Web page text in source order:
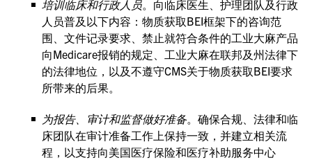
培训临床和行政人员 。向临床医生、护理团队及行政
人员普及以下内容：物质获取BEI框架下的咨询范
围、文件记录要求、禁止就符合条件的工业大麻产品
向Medicare报销的规定、工业大麻在联邦及州法律下
的法律地位，以及不遵守CMS关于物质获取BEI要求
所带来的后果。
为报告、审计和监督做好准备。确保合规、法律和临
床团队在审计准备工作上保持一致，并建立相关流
程，以支持向美国医疗保险和医疗补助服务中心